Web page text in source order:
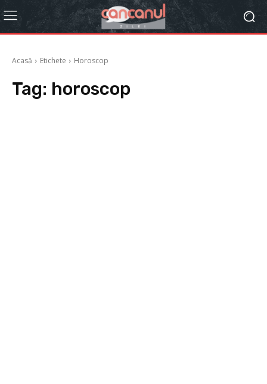
Acasă Etichete Horoscop
Tag: horoscop